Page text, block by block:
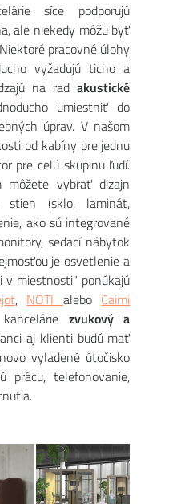
síce podporujú
ale niekedy môžu byť
pracovné úlohy
vyžadujú ticho a
na radakustické
umiestniť do
úprav. V našom
od kabíny pre jednu
pre celú skupinu ľudí.
môžete vybrať dizajn
stien (sklo, laminát,
ako sú integrované
sedací nábytok
je osvetlenie a
v miestnosti" ponúkajú
, NOTI alebo Caimi
zvukový a
aj klienti budú mať
vyladené útočisko
prácu, telefonovanie,